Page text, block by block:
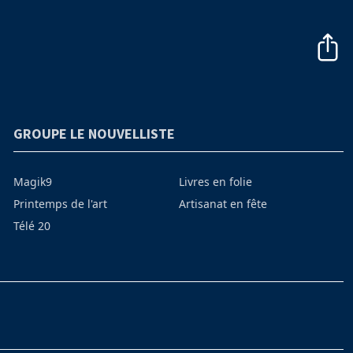
GROUPE LE NOUVELLISTE
Magik9
Printemps de l'art
Télé 20
Livres en folie
Artisanat en fête